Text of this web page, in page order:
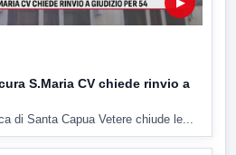
S.Maria CV chiede rinvio a
di Santa Capua Vetere chiude le...